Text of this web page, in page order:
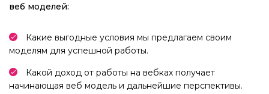
веб моделей:
Какие выгодные условия мы предлагаем своим
моделям для успешной работы.
Какой доход от работы на вебках получает
начинающая веб модель и дальнейшие перспективы.